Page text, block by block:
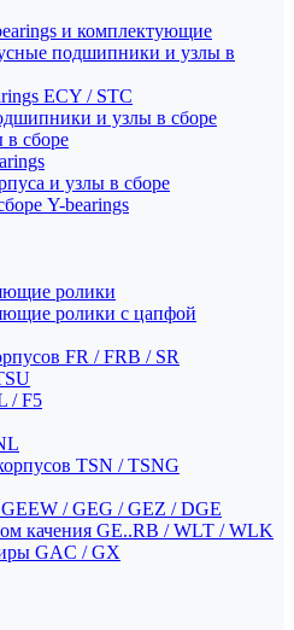
и комплектующие
подшипники и узлы в
ECY / STC
и узлы в сборе
в сборе
и узлы в сборе
Y-bearings
ролики
ролики с цапфой
FR / FRB / SR
/ F5
TSN / TSNG
/ GEG / GEZ / DGE
качения GE..RB / WLT / WLK
GAC / GX